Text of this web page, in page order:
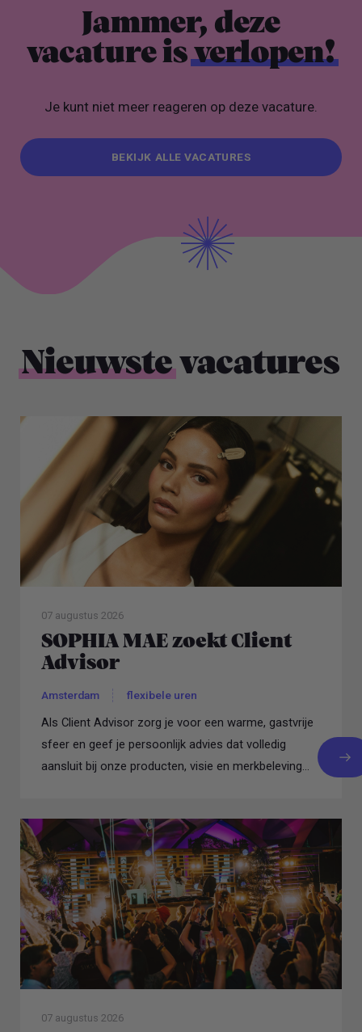
Jammer, deze
vacature isverlopen!
Je kunt niet meer reageren op deze vacature.
BEKIJK ALLE VACATURES
Nieuwstevacatures
07 augustus 2026
SOPHIA MAE zoekt Client
Advisor
Amsterdam flexibele uren
Als Client Advisor zorg je voor een warme, gastvrije
sfeer en geef je persoonlijk advies dat volledig
aansluit bij onze producten, visie en merkbeleving...
07 augustus 2026